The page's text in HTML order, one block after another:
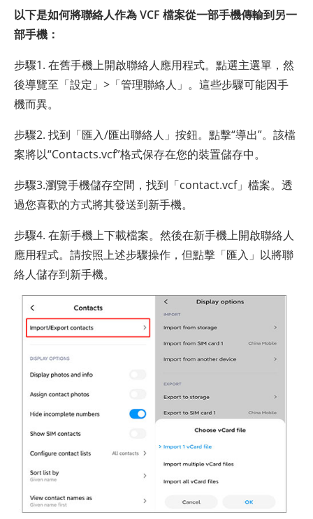
以下是如何將聯絡人作為 VCF 檔案從一部手機傳輸到另一
部手機：
步驟1. 在舊手機上開啟聯絡人應用程式。點選主選單，然
後導覽至「設定」>「管理聯絡人」。這些步驟可能因手
機而異。
步驟2. 找到「匯入/匯出聯絡人」按鈕。點擊“導出”。該檔
案將以“Contacts.vcf”格式保存在您的裝置儲存中。
步驟3.瀏覽手機儲存空間，找到「contact.vcf」檔案。透
過您喜歡的方式將其發送到新手機。
步驟4. 在新手機上下載檔案。然後在新手機上開啟聯絡人
應用程式。請按照上述步驟操作，但點擊「匯入」以將聯
絡人儲存到新手機。